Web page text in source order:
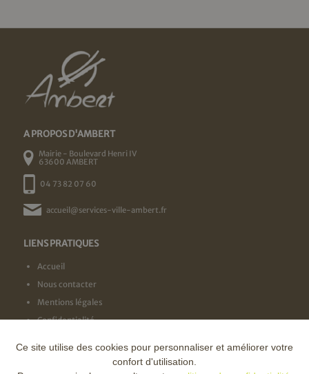
A PROPOS D'AMBERT
Mairie - Boulevard Henri IV
63600 AMBERT
04 73 82 07 60
accueil@services-ville-ambert.fr
LIENS PRATIQUES
Accueil
Nous contacter
Mentions légales
Confidentialité
NOS LABELS
Ce site utilise des cookies pour personnaliser et améliorer votre
confort d'utilisation.